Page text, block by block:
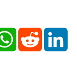
WhatsAppReddit